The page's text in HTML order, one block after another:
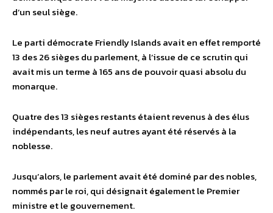
d’un seul siège.
Le parti démocrate Friendly Islands avait en effet remporté
13 des 26 sièges du parlement, à l’issue de ce scrutin qui
avait mis un terme à 165 ans de pouvoir quasi absolu du
monarque.
Quatre des 13 sièges restants étaient revenus à des élus
indépendants, les neuf autres ayant été réservés à la
noblesse.
Jusqu’alors, le parlement avait été dominé par des nobles,
nommés par le roi, qui désignait également le Premier
ministre et le gouvernement.